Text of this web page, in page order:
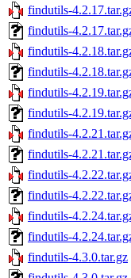
findutils-
findutils-
findutils-
findutils-
findutils-
findutils-
findutils-
findutils-
findutils-
findutils-
findutils-
findutils-
findutils-4.3.0.tar.gz